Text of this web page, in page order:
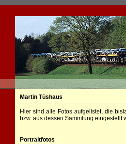
Martin Tüshaus
Hier sind alle Fotos aufgelistet, die
bzw. aus dessen Sammlung eingestellt
Portraitfotos